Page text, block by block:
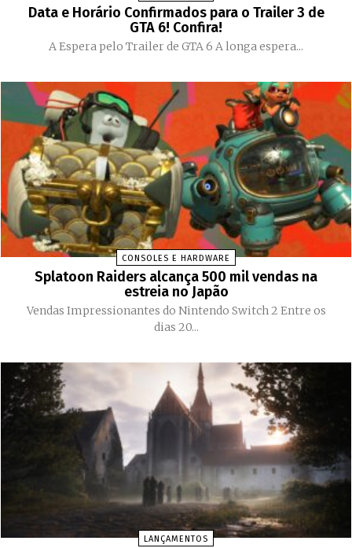
Data e Horário Confirmados para o Trailer 3 de
GTA 6! Confira!
A Espera pelo Trailer de GTA 6 A longa espera...
CONSOLES E HARDWARE
Splatoon Raiders alcança 500 mil vendas na
estreia no Japão
Vendas Impressionantes do Nintendo Switch 2 Entre os
dias 20...
LANÇAMENTOS